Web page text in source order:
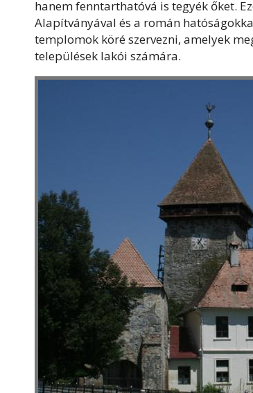
hanem fenntarthatóvá is tegyék őket.
Alapítványával és a román
templomok köré szervezni, amelyek
települések lakói számára.